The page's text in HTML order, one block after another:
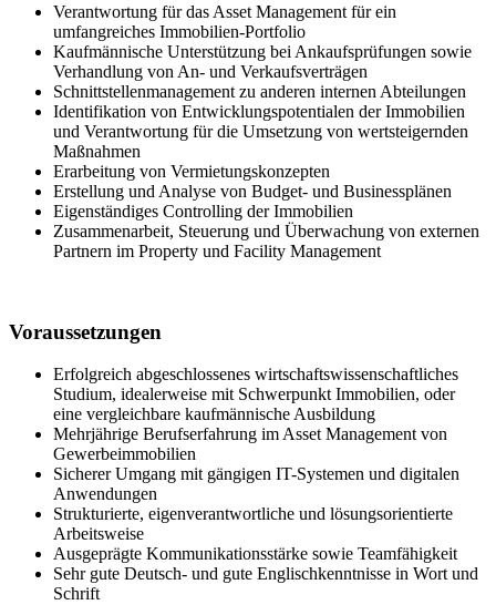
Verantwortung für das Asset Management für ein
umfangreiches Immobilien-Portfolio
Kaufmännische Unterstützung bei Ankaufsprüfungen sowie
Verhandlung von An- und Verkaufsverträgen
Schnittstellenmanagement zu anderen internen Abteilungen
Identifikation von Entwicklungspotentialen der Immobilien
und Verantwortung für die Umsetzung von wertsteigernden
Maßnahmen
Erarbeitung von Vermietungskonzepten
Erstellung und Analyse von Budget- und Businessplänen
Eigenständiges Controlling der Immobilien
Zusammenarbeit, Steuerung und Überwachung von externen
Partnern im Property und Facility Management
Voraussetzungen
Erfolgreich abgeschlossenes wirtschaftswissenschaftliches
Studium, idealerweise mit Schwerpunkt Immobilien, oder
eine vergleichbare kaufmännische Ausbildung
Mehrjährige Berufserfahrung im Asset Management von
Gewerbeimmobilien
Sicherer Umgang mit gängigen IT-Systemen und digitalen
Anwendungen
Strukturierte, eigenverantwortliche und lösungsorientierte
Arbeitsweise
Ausgeprägte Kommunikationsstärke sowie Teamfähigkeit
Sehr gute Deutsch- und gute Englischkenntnisse in Wort und
Schrift